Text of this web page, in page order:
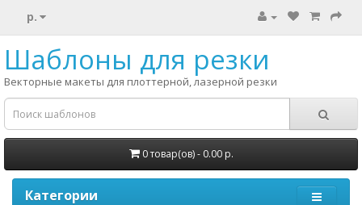
р.
Шаблоны для резки
Векторные макеты для плоттерной, лазерной резки
0 товар(ов) - 0.00 р.
Категории